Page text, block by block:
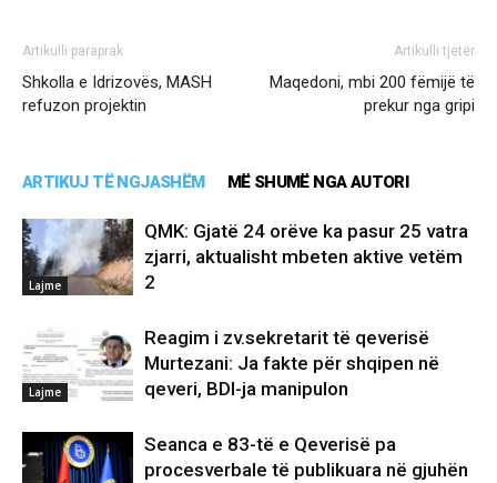
Artikulli paraprak
Shkolla e Idrizovës, MASH
refuzon projektin
Artikulli tjetër
Maqedoni, mbi 200 fëmijë të
prekur nga gripi
ARTIKUJ TË NGJASHËM MË SHUMË NGA AUTORI
Lajme
QMK: Gjatë 24 orëve ka pasur 25 vatra
zjarri, aktualisht mbeten aktive vetëm
2
Lajme
Reagim i zv.sekretarit të qeverisë
Murtezani: Ja fakte për shqipen në
qeveri, BDI-ja manipulon
Seanca e 83-të e Qeverisë pa
procesverbale të publikuara në gjuhën